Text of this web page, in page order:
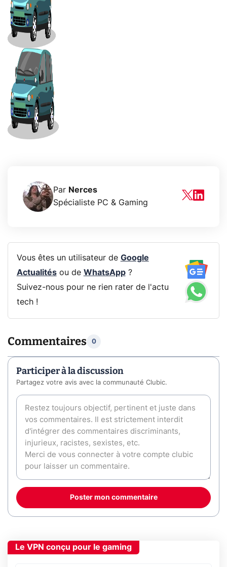
Par Nerces
Spécialiste PC & Gaming
Vous êtes un utilisateur de Google
Actualitésou de WhatsApp?
Suivez-nous pour ne rien rater de l'actu
tech !
Commentaires 0
Participer à la discussion
Partagez votre avis avec la communauté Clubic.
Poster mon commentaire
Le VPN conçu pour le gaming